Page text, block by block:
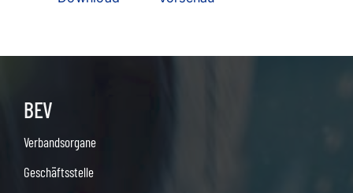
BEV
Verbandsorgane
Geschäftsstelle